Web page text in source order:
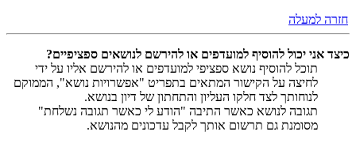
חזרה למעלה
כיצד אני יכול להוסיף למועדפים או להירשם לנושאים ספציפיים?
תוכל להוסיף נושא ספציפי למועדפים או להירשם אליו על ידי
לחיצה על הקישור המתאים בתפריט "אפשרויות נושא", הממוקם
לנוחותך לצד חלקו העליון והתחתון של דיון בנושא.
תגובה לנושא כאשר התיבה "הודע לי כאשר תגובה נשלחת"
מסומנת גם תרשום אותך לקבל עדכונים מהנושא.